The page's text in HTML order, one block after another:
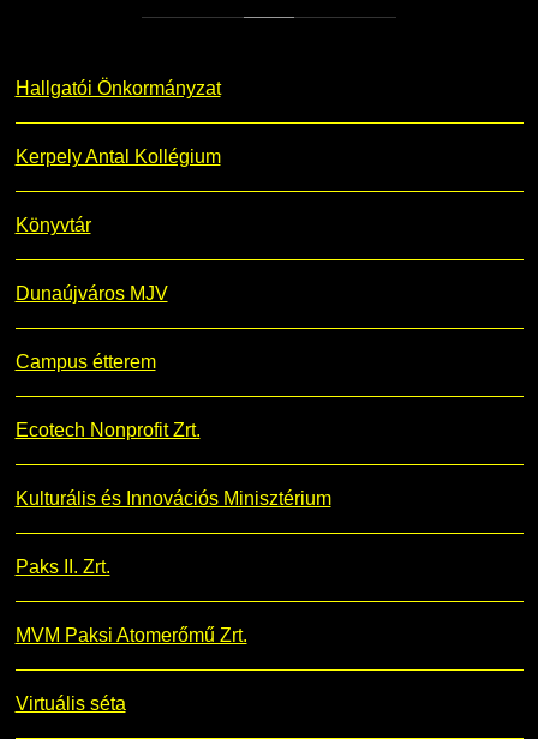
Hallgatói Önkormányzat
Kerpely Antal Kollégium
Könyvtár
Dunaújváros MJV
Campus étterem
Ecotech Nonprofit Zrt.
Kulturális és Innovációs Minisztérium
Paks II. Zrt.
MVM Paksi Atomerőmű Zrt.
Virtuális séta